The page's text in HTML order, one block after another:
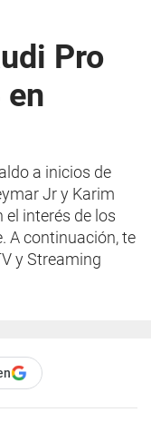
Pro
a inicios de
Jr y Karim
el interés de los
A continuación, te
y Streaming